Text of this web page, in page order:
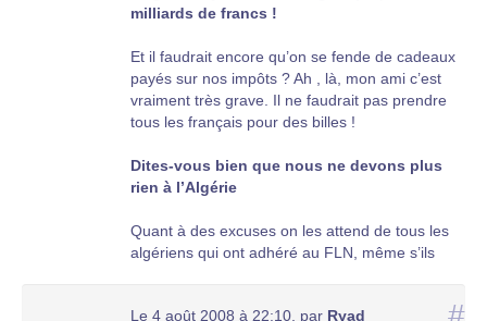
milliards de francs !
Et il faudrait encore qu’on se fende de cadeaux
payés sur nos impôts ? Ah , là, mon ami c’est
vraiment très grave. Il ne faudrait pas prendre
tous les français pour des billes !
Dites-vous bien que nous ne devons plus
rien à l’Algérie
Quant à des excuses on les attend de tous les
algériens qui ont adhéré au FLN, même s’ils
Le 4 août 2008 à 22:10 par Ryad